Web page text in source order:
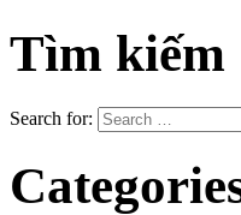
Tìm kiếm
Search for: